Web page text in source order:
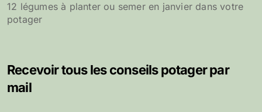
12 légumes à planter ou semer en janvier dans votre
potager
Recevoir tous les conseils potager par
mail